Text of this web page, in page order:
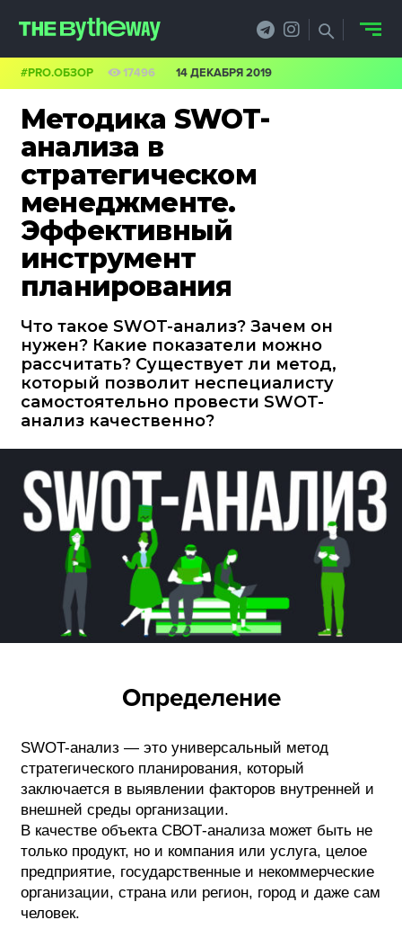
Методика SWOT-
анализа в
стратегическом
менеджменте.
Эффективный
инструмент
планирования
Что такое SWOT-анализ? Зачем он
нужен? Какие показатели можно
рассчитать? Существует ли метод,
который позволит неспециалисту
самостоятельно провести SWOT-
анализ качественно?
#PRO.ОБЗОР 17496 14 ДЕКАБРЯ 2019
Определение
SWOT-анализ — это универсальный метод
стратегического планирования, который
заключается в выявлении факторов внутренней и
внешней среды организации.
В качестве объекта СВОТ-анализа может быть не
только продукт, но и компания или услуга, целое
предприятие, государственные и некоммерческие
организации, страна или регион, город и даже сам
человек.
PRO.ОБЗОР
КЕЙСЫ
ФИЛОСОФИЯ
КРЕАТИВА
БИЗНЕС И
ТЕХНОЛОГИИ
ФЕСТИВАЛИ
ТИПОГРАФИКА
ИСТОРИИ БРЕНДОВ
О ПРОЕКТЕ
РЕКЛАМА
КОНТАКТЫ